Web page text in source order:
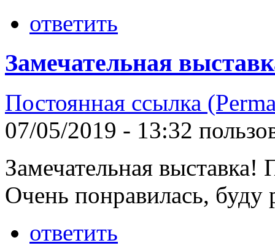
ответить
Замечательная
Постоянная ссылка
07/05/2019 - 13:32
Замечательная выставка!
Очень понравилась, буду
ответить